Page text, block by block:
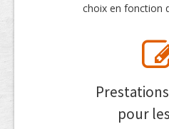
choix en fonction
pour